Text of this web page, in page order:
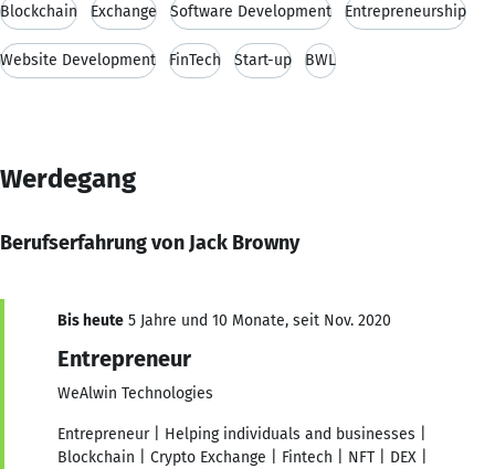
Blockchain Exchange Software Development Entrepreneurship
Website Development FinTech Start-up BWL
Werdegang
Berufserfahrung von Jack Browny
Bis heute 5 Jahre und 10 Monate, seit Nov. 2020
Entrepreneur
WeAlwin Technologies
Entrepreneur | Helping individuals and businesses |
Blockchain | Crypto Exchange | Fintech | NFT | DEX |